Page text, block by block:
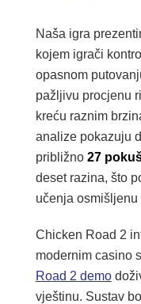
Naša igra
kojem igrači
opasnom
pažljivu procjenu
kreću raznim
analize pokazuju
približno 27
deset razina, što
učenja
Chicken Road 2
modernim casino
Road 2 demo
vještinu. Sustav